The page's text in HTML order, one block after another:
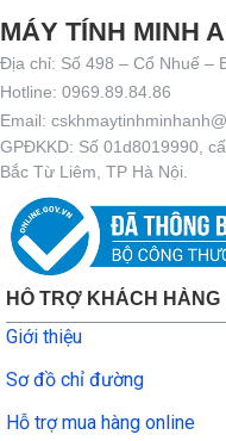
MÁY TÍNH MINH
Địa chỉ: Số 498 – Cổ Nhuế –
Hotline: 0969.89.84.86
Email:
GPĐKKD: Số 01d8019990,
Bắc Từ Liêm, TP Hà Nội.
HỖ TRỢ KHÁCH HÀNG
Giới thiệu
Sơ đồ chỉ đường
Hỗ trợ mua hàng online